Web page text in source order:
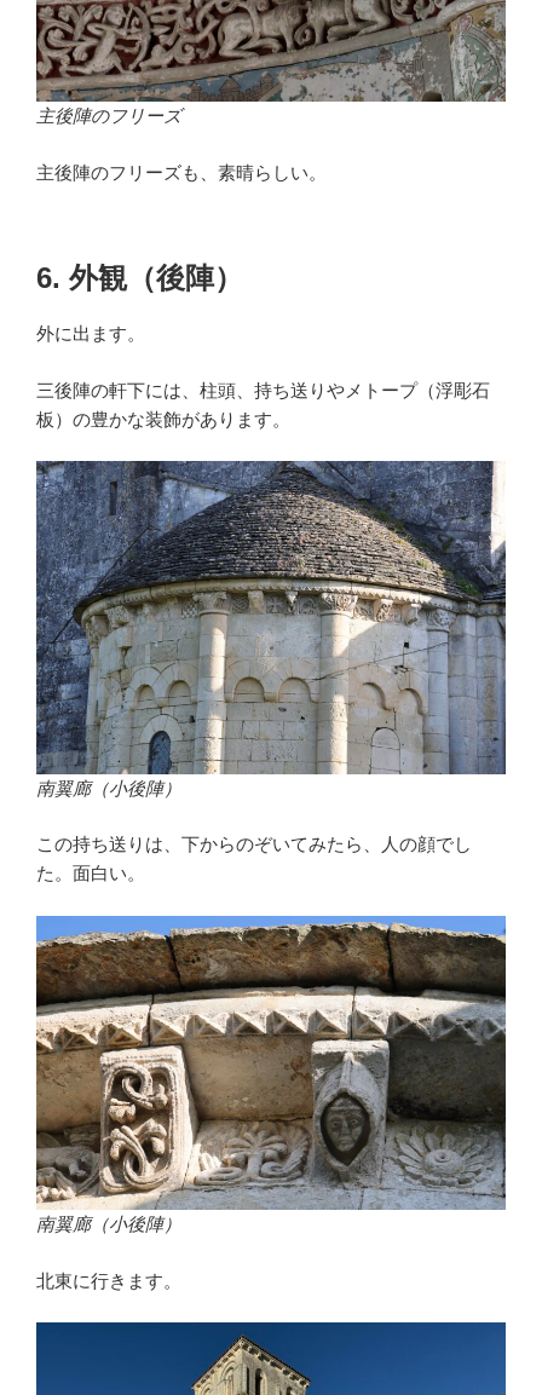
主後陣のフリーズ
主後陣のフリーズも、素晴らしい。
6. 外観（後陣）
外に出ます。
三後陣の軒下には、柱頭、持ち送りやメトープ（浮彫石
板）の豊かな装飾があります。
南翼廊（小後陣）
この持ち送りは、下からのぞいてみたら、人の顔でし
た。面白い。
南翼廊（小後陣）
北東に行きます。